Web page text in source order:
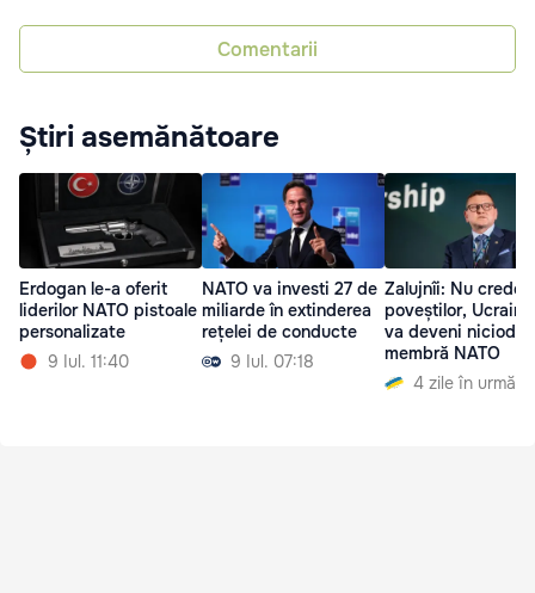
Comentarii
Știri asemănătoare
Erdogan le-a oferit
liderilor NATO pistoale
personalizate
9 Iul. 11:40
NATO va investi 27 de
miliarde în extinderea
rețelei de conducte
9 Iul. 07:18
Zalujnîi: Nu credeți
poveștilor,
va deveni
membră NATO
4 zile în urmă